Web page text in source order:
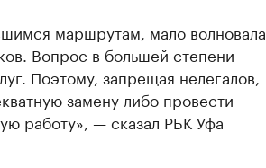
маршрутам, мало волновала
Вопрос в большей степени
Поэтому, запрещая нелегалов,
замену либо провести
работу», — сказал РБК Уфа